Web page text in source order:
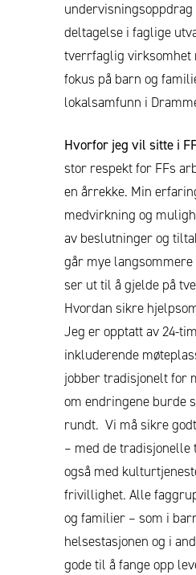
undervisningsoppdrag
deltagelse i faglige
tverrfaglig virksomhet
fokus på barn og
lokalsamfunn i
Hvorfor jeg vil sitte i
stor respekt for FFs
en årrekke. Min
medvirkning og
av beslutninger og
går mye
ser ut til å gjelde på
Hvordan sikre
Jeg er opptatt av 24-
inkluderende
jobber tradisjonelt for
om endringene burde
rundt. Vi må sikre
– med de tradisjonelle
også med
frivillighet. Alle
og familier – som i
helsestasjonen og i
gode til å fange opp